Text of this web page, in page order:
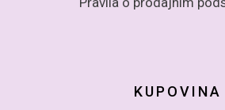
KUPOVINA